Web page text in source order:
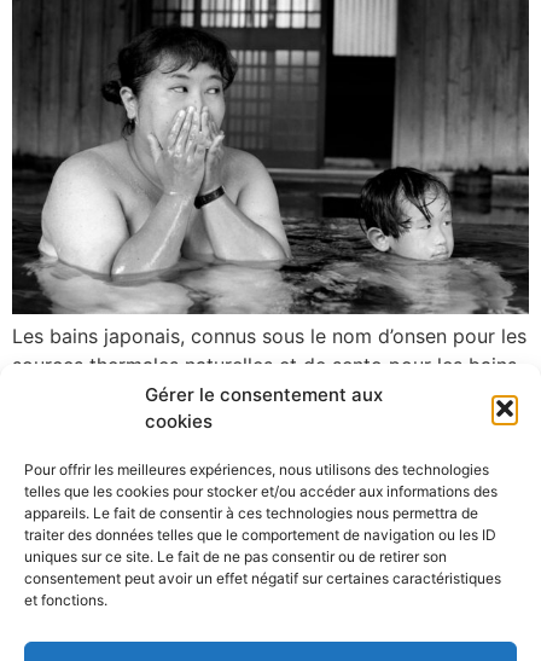
Gérer le consentement aux
cookies
Pour offrir les meilleures expériences, nous utilisons des technologies
telles que les cookies pour stocker et/ou accéder aux informations des
appareils. Le fait de consentir à ces technologies nous permettra de
traiter des données telles que le comportement de navigation ou les ID
uniques sur ce site. Le fait de ne pas consentir ou de retirer son
consentement peut avoir un effet négatif sur certaines caractéristiques
et fonctions.
Les bains japonais, connus sous le nom d’onsen pour les
sources thermales naturelles et de sento pour les bains
publics, sont une partie intégrante de la culture
japonaise, offrant un moment de relaxation, de
permettent de se laver et de se rincer à l’extérieur de la
baignoire avant d’entrer […]
Prochain